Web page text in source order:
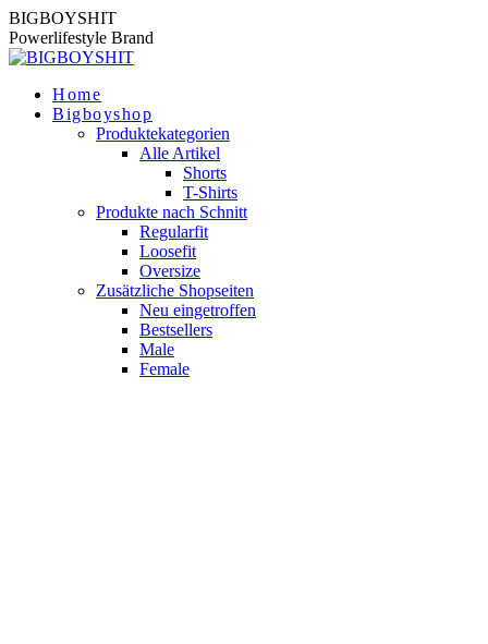
Zum
Inhalt
springen
BIGBOYSHIT
Powerlifestyle Brand
Home
Bigboyshop
Produktekategorien
Alle Artikel
Shorts
T-Shirts
Produkte nach Schnitt
Regularfit
Loosefit
Oversize
Zusätzliche Shopseiten
Neu eingetroffen
Bestsellers
Male
Female